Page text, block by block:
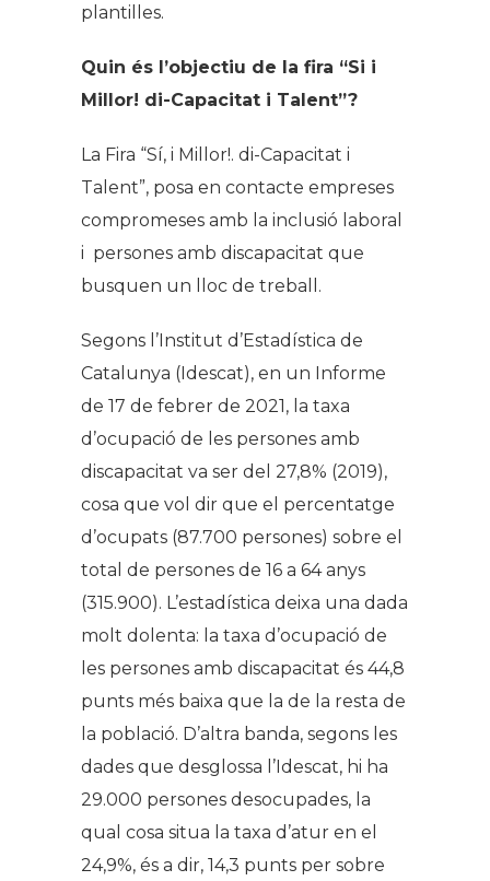
plantilles.
Quin és l’objectiu de la fira “Si i
Millor! di-Capacitat i Talent”?
La Fira “Sí, i Millor!. di-Capacitat i
Talent”, posa en contacte empreses
compromeses amb la inclusió laboral
i persones amb discapacitat que
busquen un lloc de treball.
Segons l’Institut d’Estadística de
Catalunya (Idescat), en un Informe
de 17 de febrer de 2021, la taxa
d’ocupació de les persones amb
discapacitat va ser del 27,8% (2019),
cosa que vol dir que el percentatge
d’ocupats (87.700 persones) sobre el
total de persones de 16 a 64 anys
(315.900). L’estadística deixa una dada
molt dolenta: la taxa d’ocupació de
les persones amb discapacitat és 44,8
punts més baixa que la de la resta de
la població. D’altra banda, segons les
dades que desglossa l’Idescat, hi ha
29.000 persones desocupades, la
qual cosa situa la taxa d’atur en el
24,9%, és a dir, 14,3 punts per sobre